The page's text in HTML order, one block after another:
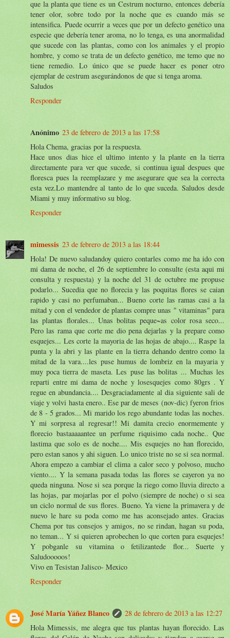
que la planta que tiene es un Cestrum nocturno, entonces debería
tener olor, sobre todo por la noche que es cuando más se
intensifica. Puede ocurrir a veces que por un defecto genético una
especie que debería tener aroma, no lo tenga, es una anormalidad
que sucede con las plantas, como con los animales y el propio
hombre, y como se trata de un defecto genético, me temo que no
tiene remedio. Lo único que se puede hacer es poner otro
ejemplar de cestrum asegurándonos de que si tenga aroma.
Saludos
Responder
Anónimo 23 de febrero de 2013 a las 17:58
Hola Chema, gracias por la respuesta.
Hace unos dias hice el ultimo intento y la plante en la tierra
directamente para ver que sucede, si continua igual despues que
floresca pues la reemplazare y me asegurare que sea la correcta
esta vez.Lo mantendre al tanto de lo que suceda. Saludos desde
Miami y muy informativo su blog.
Responder
mimessis 23 de febrero de 2013 a las 18:44
Hola! De nuevo saludandoy quiero contarles como me ha ido con
mi dama de noche, el 26 de septiembre lo consulte (esta aqui mi
consulta y respuesta) y la noche del 31 de octubre me propuse
podarlo... Sucedia que no florecia y las poquitas flores se caian
rapido y casi no perfumaban... Bueno corte las ramas casi a la
mitad y con el vendedor de plantas compre unas " vitaminas" para
las plantas florales... Unas bolitas peque~as color rosa seco...
Pero las rama que corte me dio pena dejarlas y la prepare como
esquejes... Les corte la mayoria de las hojas de abajo.... Raspe la
punta y la abri y las plante en la tierra dehando dentro como la
mitad de la vara....les puse humus de lombriz en la mayaria y
muy poca tierra de maseta. Les puse las bolitas ... Muchas les
reparti entre mi dama de noche y losesquejes como 80grs . Y
regue en abundancia.... Desgraciadamente al dia siguiente sali de
viaje y volvi hasta enero.. Ese par de meses (nov-dic) fyeron frios
de 8 - 5 grados... Mi marido los rego abundante todas las noches.
Y mi sorpresa al regresar!! Mi damita crecio enormemente y
florecio bastaaaaantee un perfume riquisimo cada noche.. Que
lastima que solo es de noche.... Mis esquejes no han florecido,
pero estan sanos y ahi siguen. Lo unico triste no se si sea normal.
Ahora empezo a cambiar el clima a calor seco y polvoso, mucho
viento.... Y la semana pasada todas las flores se cayeron ya no
queda ninguna. Nose si sea porque la riego como lluvia directo a
las hojas, par mojarlas por el polvo (siempre de noche) o si sea
un ciclo normal de sus flores. Bueno. Ya viene la primavera y de
nuevo le hare su poda como me has aconsejado antes. Gracias
Chema por tus consejos y amigos, no se rindan, hagan su poda,
no teman... Y si quieren aprobechen lo que corten para esquejes!
Y pobganle su vitamina o fetilizantede flor... Suerte y
Saludooooos!
Vivo en Tesistan Jalisco- Mexico
Responder
José María Yáñez Blanco
28 de febrero de 2013 a las 12:27
Hola Mimessis, me alegra que tus plantas hayan florecido. Las